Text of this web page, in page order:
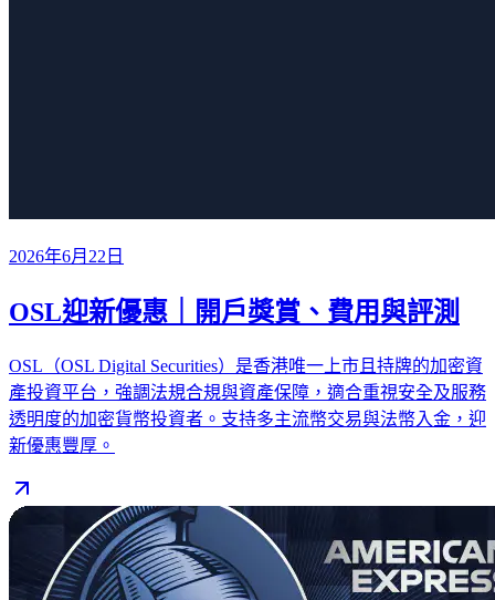
2026年6月22日
OSL迎新優惠｜開戶獎賞、費用與評測
OSL（OSL Digital Securities）是香港唯一上市且持牌的加密資
產投資平台，強調法規合規與資產保障，適合重視安全及服務
透明度的加密貨幣投資者。支持多主流幣交易與法幣入金，迎
新優惠豐厚。